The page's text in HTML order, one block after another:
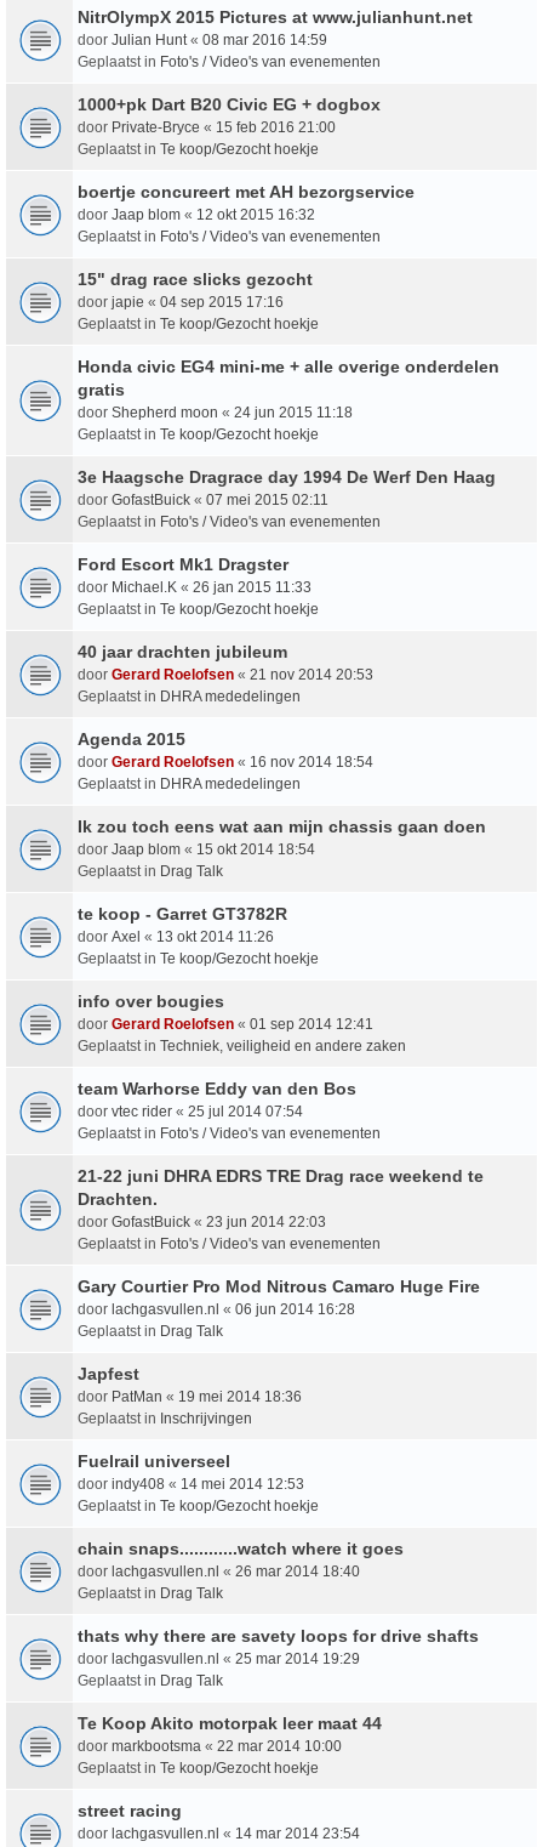
NitrOlympX 2015 Pictures at www.julianhunt.net
door Julian Hunt« 08 mar 2016 14:59
Geplaatst in Foto's / Video's van evenementen
1000+pk Dart B20 Civic EG + dogbox
door Private-Bryce « 15 feb 2016 21:00
Geplaatst in Te koop/Gezocht hoekje
boertje concureert met AH bezorgservice
door Jaap blom « 12 okt 2015 16:32
Geplaatst in Foto's / Video's van evenementen
15" drag race slicks gezocht
door japie « 04 sep 2015 17:16
Geplaatst in Te koop/Gezocht hoekje
Honda civic EG4 mini-me + alle overige onderdelen
gratis
door Shepherd moon « 24 jun 2015 11:18
Geplaatst in Te koop/Gezocht hoekje
3e Haagsche Dragrace day 1994 De Werf Den Haag
door GofastBuick « 07 mei 2015 02:11
Geplaatst in Foto's / Video's van evenementen
Ford Escort Mk1 Dragster
door Michael.K « 26 jan 2015 11:33
Geplaatst in Te koop/Gezocht hoekje
40 jaar drachten jubileum
door Gerard Roelofsen « 21 nov 2014 20:53
Geplaatst in DHRA mededelingen
Agenda 2015
door Gerard Roelofsen « 16 nov 2014 18:54
Geplaatst in DHRA mededelingen
Ik zou toch eens wat aan mijn chassis gaan doen
door Jaap blom « 15 okt 2014 18:54
Geplaatst in Drag Talk
te koop - Garret GT3782R
door Axel « 13 okt 2014 11:26
Geplaatst in Te koop/Gezocht hoekje
info over bougies
door Gerard Roelofsen « 01 sep 2014 12:41
Geplaatst in Techniek, veiligheid en andere zaken
team Warhorse Eddy van den Bos
door vtec rider « 25 jul 2014 07:54
Geplaatst in Foto's / Video's van evenementen
21-22 juni DHRA EDRS TRE Drag race weekend te
Drachten.
door GofastBuick « 23 jun 2014 22:03
Geplaatst in Foto's / Video's van evenementen
Gary Courtier Pro Mod Nitrous Camaro Huge Fire
door lachgasvullen.nl « 06 jun 2014 16:28
Geplaatst in Drag Talk
Japfest
door PatMan « 19 mei 2014 18:36
Geplaatst in Inschrijvingen
Fuelrail universeel
door indy408 « 14 mei 2014 12:53
Geplaatst in Te koop/Gezocht hoekje
chain snaps............watch where it goes
door lachgasvullen.nl « 26 mar 2014 18:40
Geplaatst in Drag Talk
thats why there are savety loops for drive shafts
door lachgasvullen.nl « 25 mar 2014 19:29
Geplaatst in Drag Talk
Te Koop Akito motorpak leer maat 44
door markbootsma « 22 mar 2014 10:00
Geplaatst in Te koop/Gezocht hoekje
street racing
door lachgasvullen.nl « 14 mar 2014 23:54